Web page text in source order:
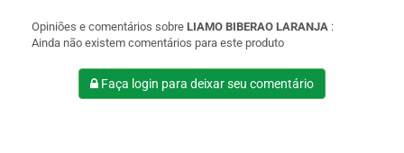
Opiniões e comentários sobre LIAMO BIBERAO LARANJA :
Ainda não existem comentários para este produto
Faça login para deixar seu comentário